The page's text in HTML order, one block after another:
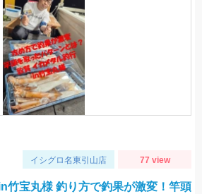
イシグロ名東引山店 77 view
竹宝丸様 釣り方で釣果が激変！竿頭